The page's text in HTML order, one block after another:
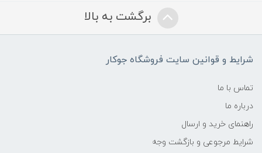
برگشت به بالا
شرایط و قوانین سایت فروشگاه جوکار
تماس با ما
درباره ما
راهنمای خرید و ارسال
شرایط مرجوعی و بازگشت وجه